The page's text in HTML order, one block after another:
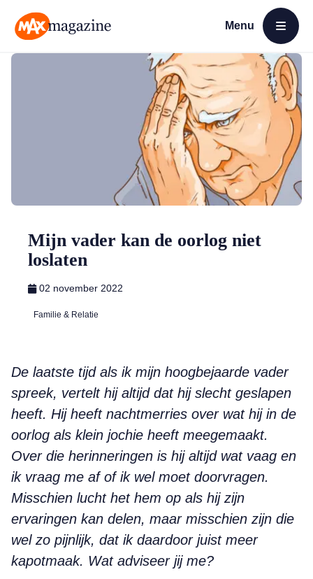
Menu
Open menu
Mijn vader kan de oorlog niet
loslaten
02 november 2022
Familie & Relatie
De laatste tijd als ik mijn hoogbejaarde vader
spreek, vertelt hij altijd dat hij slecht geslapen
heeft. Hij heeft nachtmerries over wat hij in de
oorlog als klein jochie heeft meegemaakt.
Over die herinneringen is hij altijd wat vaag en
ik vraag me af of ik wel moet doorvragen.
Misschien lucht het hem op als hij zijn
ervaringen kan delen, maar misschien zijn die
wel zo pijnlijk, dat ik daardoor juist meer
kapotmaak. Wat adviseer jij me?